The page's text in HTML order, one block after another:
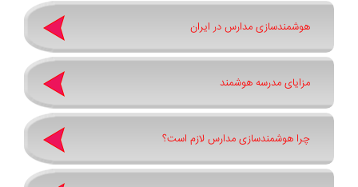
هوشمندسازی مدارس در ایران
مزایای مدرسه هوشمند
چرا هوشمندسازی مدارس لازم است؟